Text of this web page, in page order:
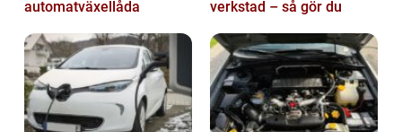
automatväxellåda
verkstad – så gör du